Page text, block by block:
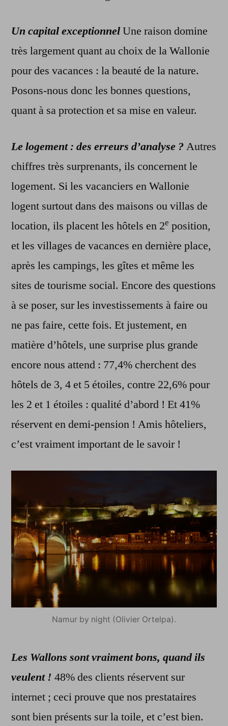
Un capital exceptionnelUne raison domine
très largement quant au choix de la Wallonie
pour des vacances : la beauté de la nature.
Posons-nous donc les bonnes questions,
quant à sa protection et sa mise en valeur.
Le logement : des erreurs d’analyse ?Autres
chiffres très surprenants, ils concernent le
logement. Si les vacanciers en Wallonie
logent surtout dans des maisons ou villas de
location, ils placent les hôtels en 2e position,
et les villages de vacances en dernière place,
après les campings, les gîtes et même les
sites de tourisme social. Encore des questions
à se poser, sur les investissements à faire ou
ne pas faire, cette fois. Et justement, en
matière d’hôtels, une surprise plus grande
encore nous attend : 77,4% cherchent des
hôtels de 3, 4 et 5 étoiles, contre 22,6% pour
les 2 et 1 étoiles : qualité d’abord ! Et 41%
réservent en demi-pension ! Amis hôteliers,
c’est vraiment important de le savoir !
Namur by night (Olivier Ortelpa).
Les Wallons sont vraiment bons, quand ils
veulent ! 48% des clients réservent sur
internet ; ceci prouve que nos prestataires
sont bien présents sur la toile, et c’est bien.